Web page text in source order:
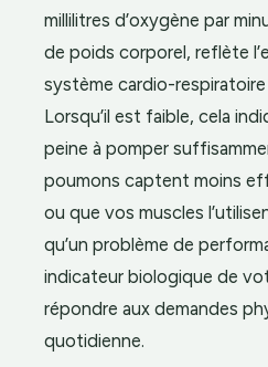
millilitres d’oxygène par
de poids corporel, reflète
système cardio-
Lorsqu’il est faible, cela
peine à pomper
poumons captent moins
ou que vos muscles
qu’un problème de
indicateur biologique de
répondre aux demandes
quotidienne.